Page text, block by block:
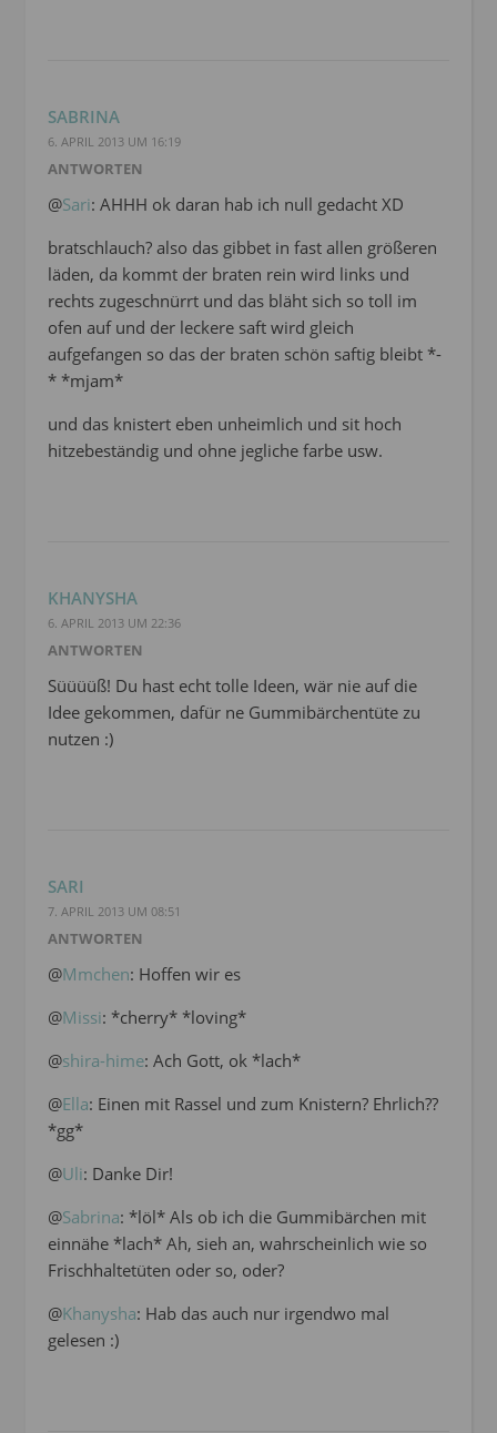
SABRINA
6. APRIL 2013 UM 16:19
ANTWORTEN
@Sari: AHHH ok daran hab ich null gedacht XD
bratschlauch? also das gibbet in fast allen größeren
läden, da kommt der braten rein wird links und
rechts zugeschnürrt und das bläht sich so toll im
ofen auf und der leckere saft wird gleich
aufgefangen so das der braten schön saftig bleibt *-
* *mjam*
und das knistert eben unheimlich und sit hoch
hitzebeständig und ohne jegliche farbe usw.
KHANYSHA
6. APRIL 2013 UM 22:36
ANTWORTEN
Süüüüß! Du hast echt tolle Ideen, wär nie auf die
Idee gekommen, dafür ne Gummibärchentüte zu
nutzen :)
SARI
7. APRIL 2013 UM 08:51
ANTWORTEN
@Mmchen: Hoffen wir es
@Missi: *cherry* *loving*
@shira-hime: Ach Gott, ok *lach*
@Ella: Einen mit Rassel und zum Knistern? Ehrlich??
*gg*
@Uli: Danke Dir!
@Sabrina: *löl* Als ob ich die Gummibärchen mit
einnähe *lach* Ah, sieh an, wahrscheinlich wie so
Frischhaltetüten oder so, oder?
@Khanysha: Hab das auch nur irgendwo mal
gelesen :)